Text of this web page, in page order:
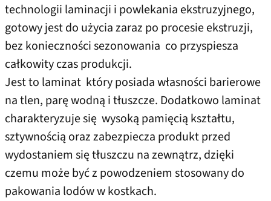
technologii laminacji i powlekania ekstruzyjnego,
gotowy jest do użycia zaraz po procesie ekstruzji,
bez konieczności sezonowania co przyspiesza
całkowity czas produkcji.
Jest to laminat który posiada własności barierowe
na tlen, parę wodną i tłuszcze. Dodatkowo laminat
charakteryzuje się wysoką pamięcią kształtu,
sztywnością oraz zabezpiecza produkt przed
wydostaniem się tłuszczu na zewnątrz, dzięki
czemu może być z powodzeniem stosowany do
pakowania lodów w kostkach.